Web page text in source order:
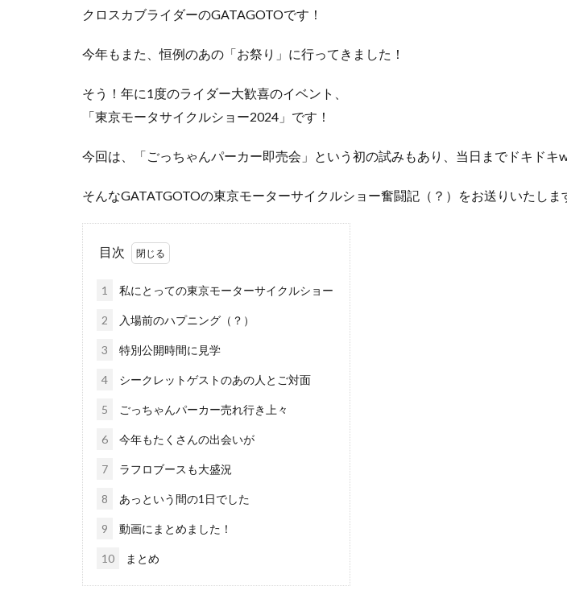
クロスカブライダーのGATAGOTOです！
今年もまた、恒例のあの「お祭り」に行ってきました！
そう！年に1度のライダー大歓喜のイベント、
「東京モータサイクルショー2024」です！
今回は、「ごっちゃんパーカー即売会」という初の試みもあり、当日までドキドキ
そんなGATATGOTOの東京モーターサイクルショー奮闘記（？）をお送りいたしま
目次
1 私にとっての東京モーターサイクルショー
2 入場前のハプニング（？）
3 特別公開時間に見学
4 シークレットゲストのあの人とご対面
5 ごっちゃんパーカー売れ行き上々
6 今年もたくさんの出会いが
7 ラフロブースも大盛況
8 あっという間の1日でした
9 動画にまとめました！
10 まとめ